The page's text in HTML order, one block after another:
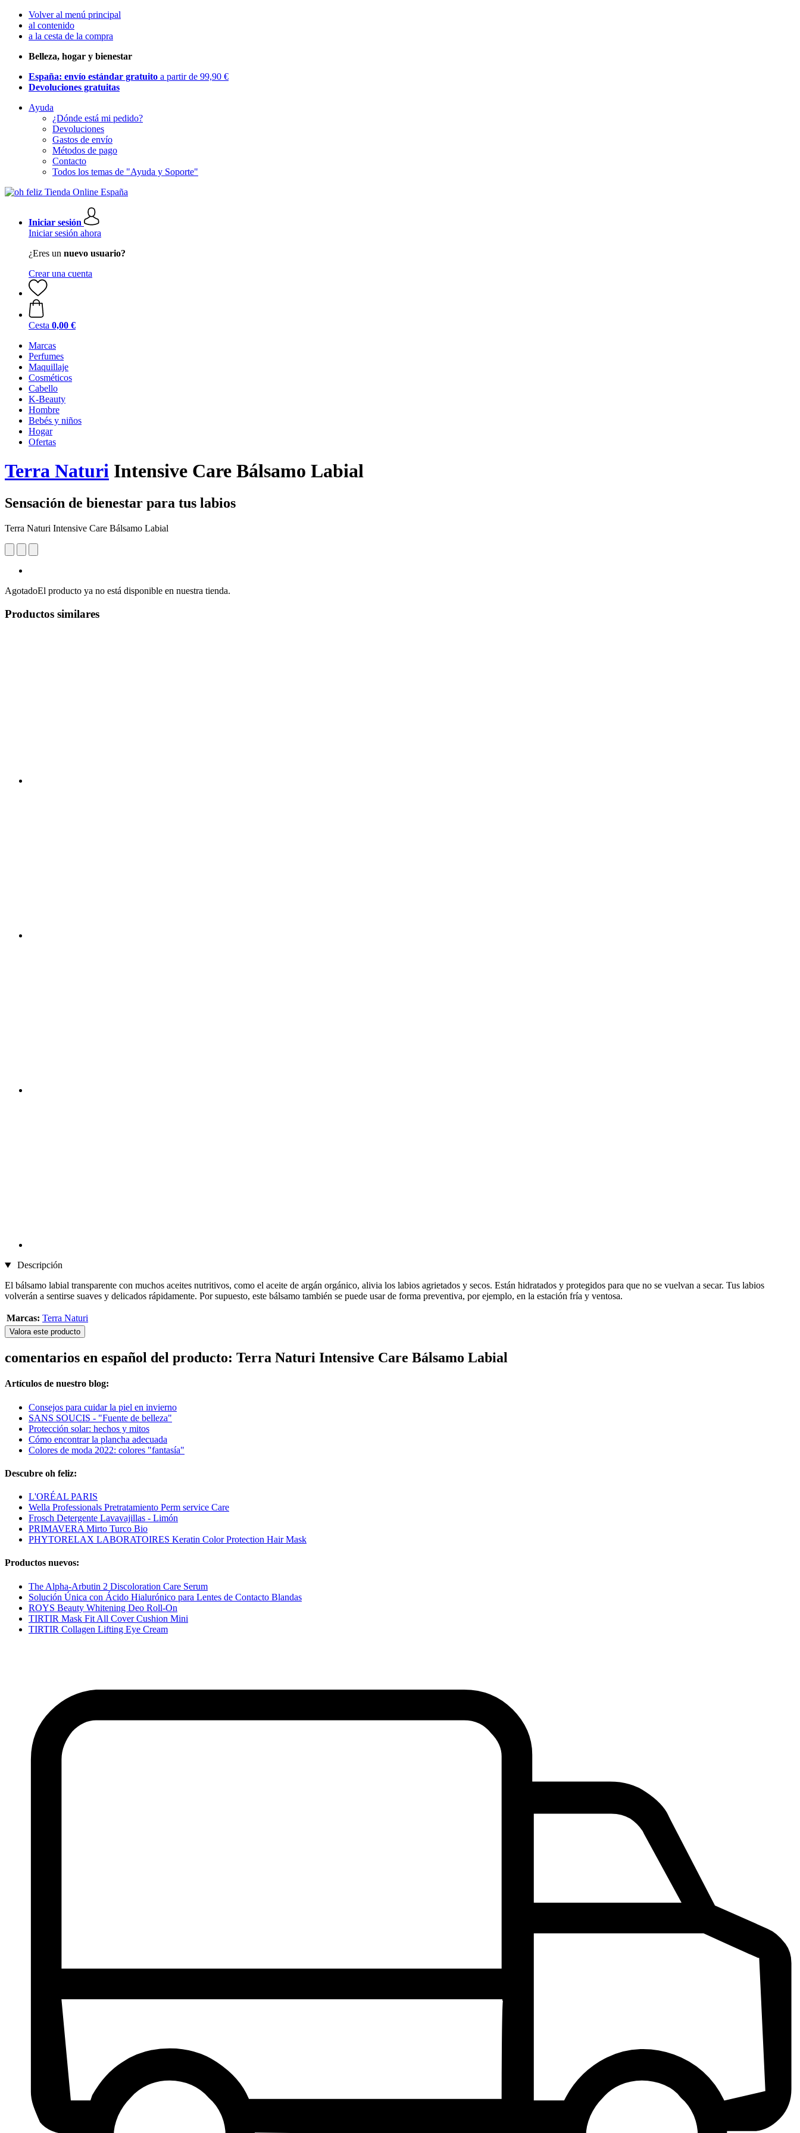
Volver al menú principal
al contenido
a la cesta de la compra
Belleza, hogar y bienestar
España: envío estándar gratuito a partir de 99,90 €
Devoluciones gratuitas
Ayuda
¿Dónde está mi pedido?
Devoluciones
Gastos de envío
Métodos de pago
Contacto
Todos los temas de "Ayuda y Soporte"
Iniciar sesión
Iniciar sesión ahora
¿Eres un nuevo usuario?
Crear una cuenta
Cesta 0,00 €
Marcas
Perfumes
Maquillaje
Cosméticos
Cabello
K-Beauty
Hombre
Bebés y niños
Hogar
Ofertas
Terra Naturi Intensive Care Bálsamo Labial
Sensación de bienestar para tus labios
Terra Naturi Intensive Care Bálsamo Labial
AgotadoEl producto ya no está disponible en nuestra tienda.
Productos similares
Descripción
El bálsamo labial transparente con muchos aceites nutritivos, como el aceite de argán orgánico, alivia los labios agrietados y secos. Están hidratados y protegidos para que no se vuelvan a secar. Tus labios
volverán a sentirse suaves y delicados rápidamente. Por supuesto, este bálsamo también se puede usar de forma preventiva, por ejemplo, en la estación fría y ventosa.
Marcas: Terra Naturi
Valora este producto
comentarios en español del producto: Terra Naturi Intensive Care Bálsamo Labial
Artículos de nuestro blog:
Consejos para cuidar la piel en invierno
SANS SOUCIS - "Fuente de belleza"
Protección solar: hechos y mitos
Cómo encontrar la plancha adecuada
Colores de moda 2022: colores "fantasía"
Descubre oh feliz:
L'ORÉAL PARIS
Wella Professionals Pretratamiento Perm service Care
Frosch Detergente Lavavajillas - Limón
PRIMAVERA Mirto Turco Bio
PHYTORELAX LABORATOIRES Keratin Color Protection Hair Mask
Productos nuevos:
The Alpha-Arbutin 2 Discoloration Care Serum
Solución Única con Ácido Hialurónico para Lentes de Contacto Blandas
ROYS Beauty Whitening Deo Roll-On
TIRTIR Mask Fit All Cover Cushion Mini
TIRTIR Collagen Lifting Eye Cream